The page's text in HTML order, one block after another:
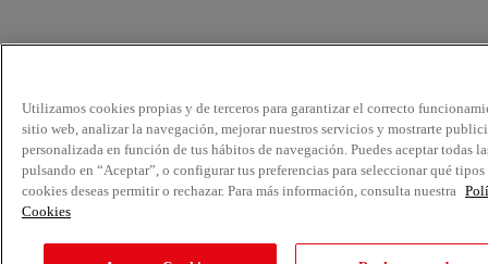
Utilizamos cookies propias y de terceros para garantizar el correcto
sitio web, analizar la navegación, mejorar nuestros servicios y mostrarte
personalizada en función de tus hábitos de navegación. Puedes aceptar todas
pulsando en “Aceptar”, o configurar tus preferencias para seleccionar qué tipos
cookies deseas permitir o rechazar. Para más información, consulta nuestra
Cookies